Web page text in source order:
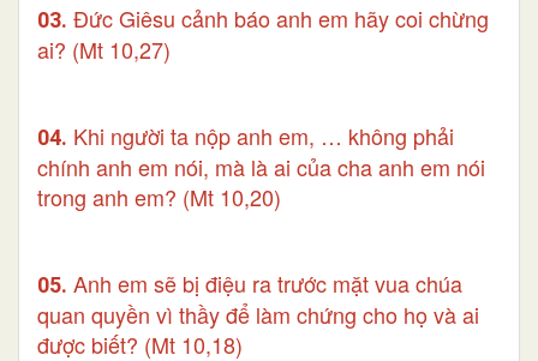
03. Đức Giêsu cảnh báo anh em hãy coi chừng
ai? (Mt 10,27)
04. Khi người ta nộp anh em, … không phải
chính anh em nói, mà là ai của cha anh em nói
trong anh em? (Mt 10,20)
05. Anh em sẽ bị điệu ra trước mặt vua chúa
quan quyền vì thầy để làm chứng cho họ và ai
được biết? (Mt 10,18)